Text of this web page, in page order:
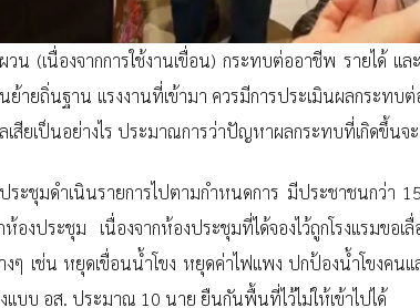
วน (เนื่องจากการใช้งานเขื่อน) กระทบต่ออาชีพ รายได้
ย้ายถิ่นฐาน แรงงานที่เข้ามา ควรมีการประเมินผลกระท
สียเป็นอย่างไร ประมาณการว่าปัญหาผลกระทบที่เกิดขึ้นจ
ระชุมดำเนินรายการไปตามกำหนดการ มีประชาชนกว่า
องประชุม เนื่องจากห้องประชุมที่ได้จองไว้ถูกโรงแรมขอ
ๆ เช่น หยุดเขื่อนน้ำโขง หยุดค่าไฟแพง ปกป้องน้ำโขงค
บบ อส. ประมาณ 10 นาย ยืนกันพื้นที่ไว้ไม่ให้เข้าไปได้